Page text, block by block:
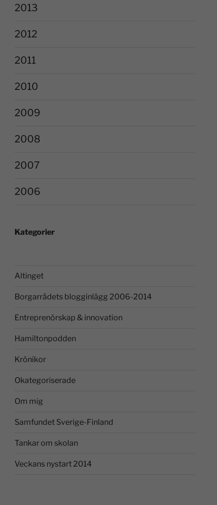
2013
2012
2011
2010
2009
2008
2007
2006
Kategorier
Altinget
Borgarrådets blogginlägg 2006-2014
Entreprenörskap & innovation
Hamiltonpodden
Krönikor
Okategoriserade
Om mig
Samfundet Sverige-Finland
Tankar om skolan
Veckans nystart 2014